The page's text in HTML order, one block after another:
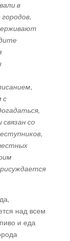
в
с
со
над всем
и еда